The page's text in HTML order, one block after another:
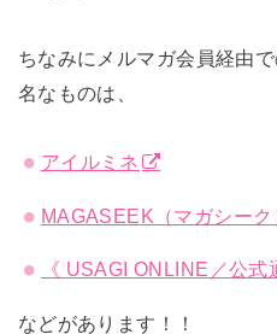
ちなみにメルマガ会員経由
名なものは、
アイルミネ
MAGASEEK（マガシーク
《 USAGI ONLINE／公式
などがあります！！